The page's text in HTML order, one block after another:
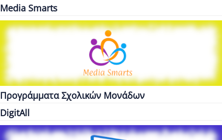
Media Smarts
Προγράμματα Σχολικών Μονάδων
DigitAll